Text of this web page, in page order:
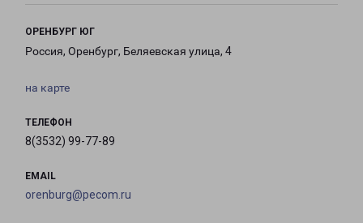
ОРЕНБУРГ ЮГ
Россия, Оренбург, Беляевская улица, 4
на карте
ТЕЛЕФОН
8(3532) 99-77-89
EMAIL
orenburg@pecom.ru